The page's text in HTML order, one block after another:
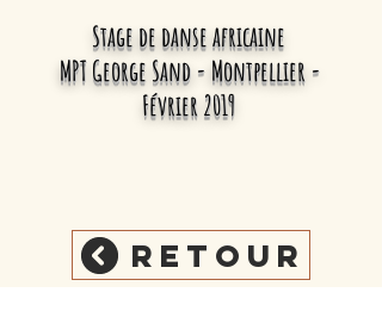
Stage de danse africaine
MPT George Sand - Montpellier -
Février 2019
Retour